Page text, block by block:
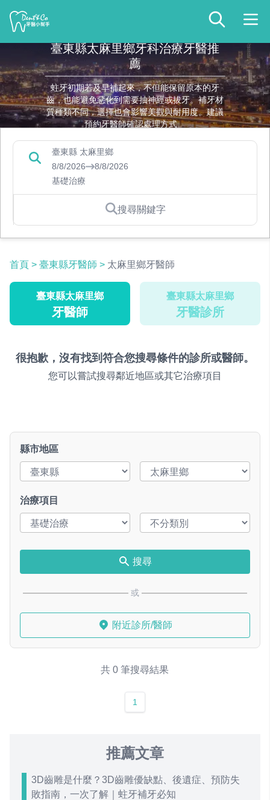
臺東縣太麻里鄉牙科治療牙醫推
薦
蛀牙初期若及早補起來，不但能保留原本的牙
齒，也能避免惡化到需要抽神經或拔牙。補牙材
質種類不同，選擇也會影響美觀與耐用度。建議
預約牙醫師確認處理方式。
臺東縣 太麻里鄉
8/8/2026
8/8/2026
基礎治療
搜尋關鍵字
首頁 > 臺東縣牙醫師 > 太麻里鄉牙醫師
臺東縣太麻里鄉
牙醫師
臺東縣太麻里鄉
牙醫診所
很抱歉，沒有找到符合您搜尋條件的診所或醫師。
您可以嘗試搜尋鄰近地區或其它治療項目
縣市地區
治療項目
搜尋
或
附近診所/醫師
共 0 筆搜尋結果
1
推薦文章
3D齒雕是什麼？3D齒雕優缺點、後遺症、預防失
敗指南，一次了解｜蛀牙補牙必知